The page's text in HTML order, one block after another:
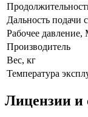
Дальность подачи
Рабочее давление,
Производитель
Вес, кг
Температура
Лицензии и